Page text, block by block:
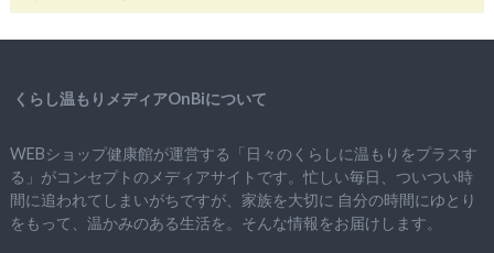
くらし温もりメディアOnBiについて
WEBショップ健康館が運営する「日々のくらしに温もりをプラスす
る」がコンセプトのメディアサイトです。忙しい毎日、ついつい時
間に追われてしまいがちですが、 家族を大切に 自分の時間にゆとり
をもって、 温かみのある生活を。そんな情報をお届けします。